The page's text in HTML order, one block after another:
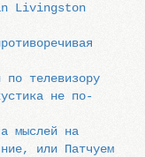
Livingston
по телевизору
не по-
мыслей на
или Патчуем